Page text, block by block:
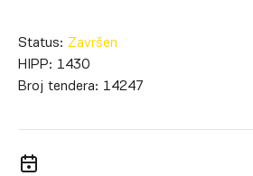
Status: Završen
HIPP: 1430
Broj tendera: 14247